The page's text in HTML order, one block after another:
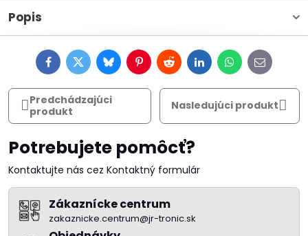
Popis
FacebookTwitterBlueskyPinterestRedditLinkedInWhatsApp
E-
mail
Predchádzajúci
produkt
Nasledujúci produkt
Potrebujete pomôcť?
Kontaktujte nás cez Kontaktný formulár
Zákaznícke centrum
zakaznicke.centrum@jr-tronic.sk